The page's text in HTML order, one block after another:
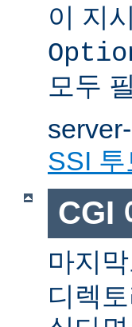
이 지
모두
SSI 투
CGI
마지
디렉